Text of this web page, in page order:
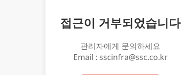
접근이 거부되었습니다
관리자에게 문의하세요
Email : sscinfra@ssc.co.kr